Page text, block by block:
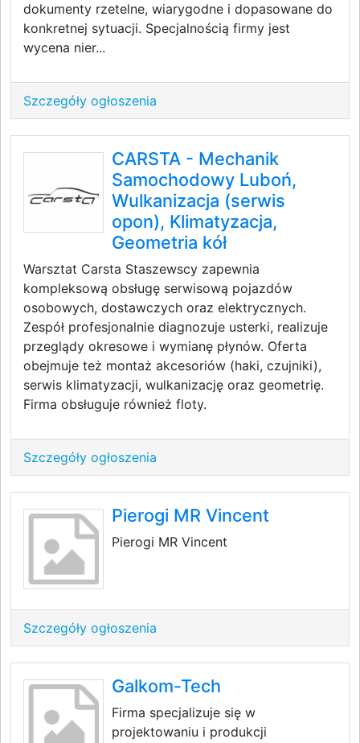
dokumenty rzetelne, wiarygodne i dopasowane do
konkretnej sytuacji. Specjalnością firmy jest
wycena nier...
Szczegóły ogłoszenia
CARSTA - Mechanik
Samochodowy Luboń,
Wulkanizacja (serwis
opon), Klimatyzacja,
Geometria kół
Warsztat Carsta Staszewscy zapewnia
kompleksową obsługę serwisową pojazdów
osobowych, dostawczych oraz elektrycznych.
Zespół profesjonalnie diagnozuje usterki, realizuje
przeglądy okresowe i wymianę płynów. Oferta
obejmuje też montaż akcesoriów (haki, czujniki),
serwis klimatyzacji, wulkanizację oraz geometrię.
Firma obsługuje również floty.
Szczegóły ogłoszenia
Pierogi MR Vincent
Pierogi MR Vincent
Szczegóły ogłoszenia
Galkom-Tech
Firma specjalizuje się w
projektowaniu i produkcji